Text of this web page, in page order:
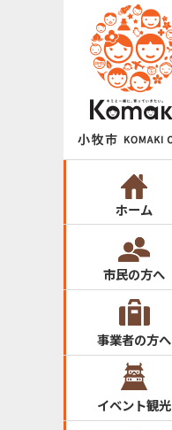
ホーム
市民の方へ
事業者の方へ
イベント観光